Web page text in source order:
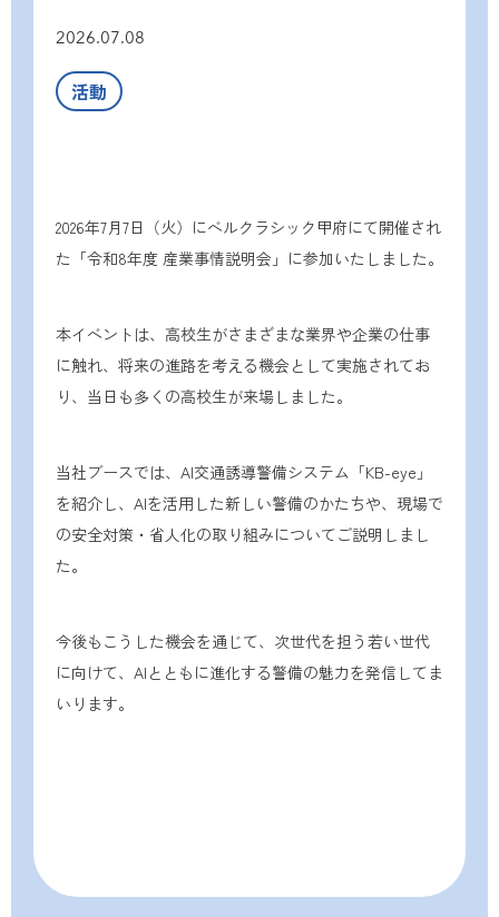
2026.07.08
活動
2026年7月7日（火）にベルクラシック甲府にて開催され
た「令和8年度 産業事情説明会」に参加いたしました。
本イベントは、高校生がさまざまな業界や企業の仕事
に触れ、将来の進路を考える機会として実施されてお
り、当日も多くの高校生が来場しました。
当社ブースでは、AI交通誘導警備システム「KB-eye」
を紹介し、AIを活用した新しい警備のかたちや、現場で
の安全対策・省人化の取り組みについてご説明しまし
た。
今後もこうした機会を通じて、次世代を担う若い世代
に向けて、AIとともに進化する警備の魅力を発信してま
いります。